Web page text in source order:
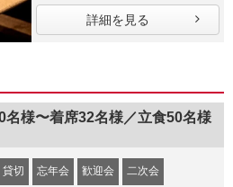
詳細を見る
名様〜着席32名様／立食50名様
貸切 忘年会 歓迎会 二次会